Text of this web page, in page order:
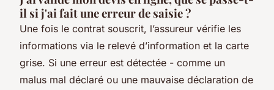
il si j'ai fait une erreur de saisie ?
Une fois le contrat souscrit, l’assureur vérifie les
informations via le relevé d’information et la carte
grise. Si une erreur est détectée - comme un
malus mal déclaré ou une mauvaise déclaration de